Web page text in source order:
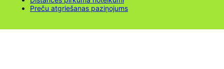
Preču atgriešanas paziņojums